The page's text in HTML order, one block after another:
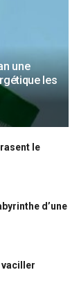
une
les
le
d’une
vaciller